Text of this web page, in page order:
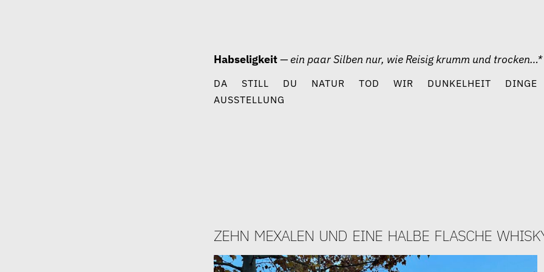
Habseligkeit— ein paar Silben nur, wie Reisig krumm und trocken…*
DA STILL DU NATUR TOD WIR DUNKELHEIT
DINGE
AUSSTELLUNG
zehn mexalen und eine halbe flasche